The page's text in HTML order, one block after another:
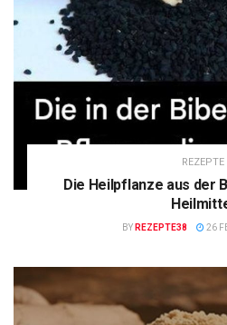
REZEPTE
Die Heilpflanze aus der
BY REZEPTE38 26